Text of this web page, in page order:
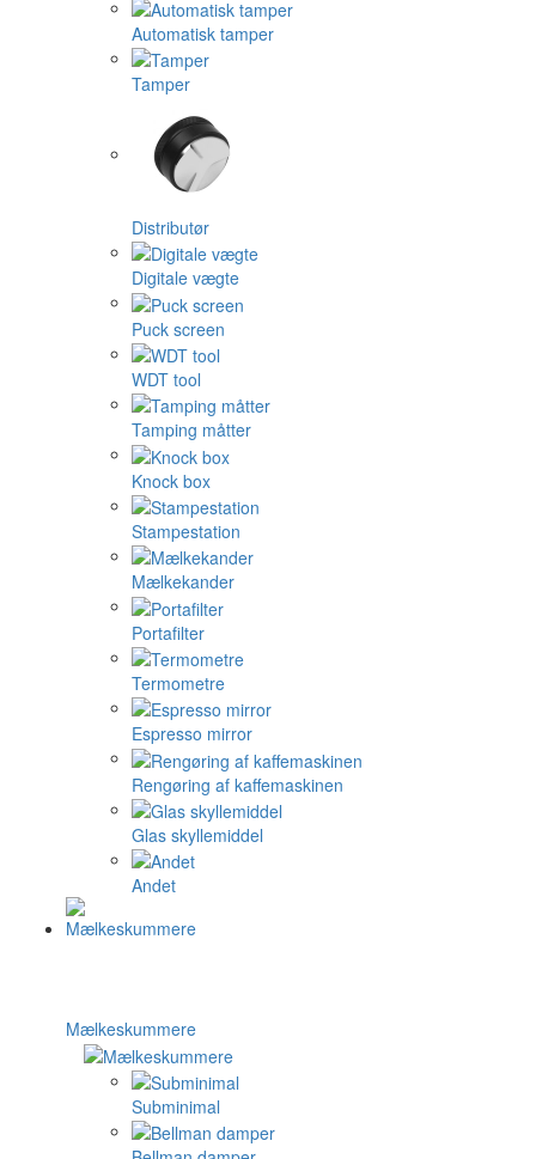
Automatisk tamper
Tamper
Distributør
Digitale vægte
Puck screen
WDT tool
Tamping måtter
Knock box
Stampestation
Mælkekander
Portafilter
Termometre
Espresso mirror
Rengøring af kaffemaskinen
Glas skyllemiddel
Andet
Mælkeskummere
Subminimal